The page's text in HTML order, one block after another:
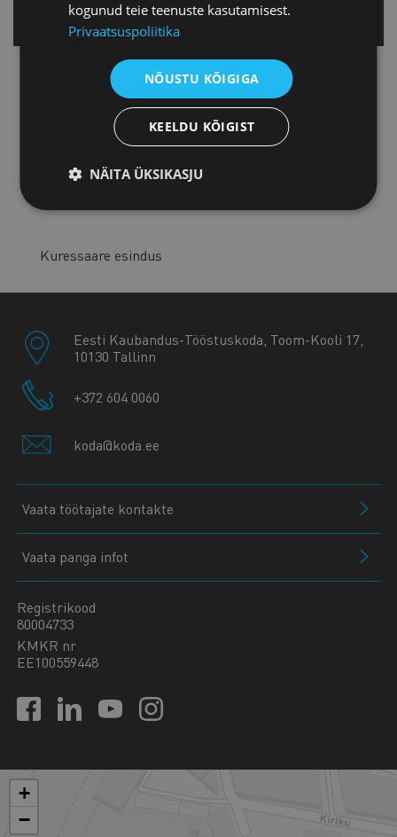
Tallinnas
Tartu esindus
Pärnu esindus
Kuressaare esindus
Eesti Kaubandus-Tööstuskoda, Toom-Kooli 17,
10130 Tallinn
+372 604 0060
koda@koda.ee
Vaata töötajate kontakte
Vaata panga infot
Registrikood
80004733
KMKR nr
EE100559448
+
−
kogunud teie teenuste kasutamisest.
Privaatsuspoliitika
NÕUSTU KÕIGIGA
KEELDU KÕIGIST
NÄITA ÜKSIKASJU